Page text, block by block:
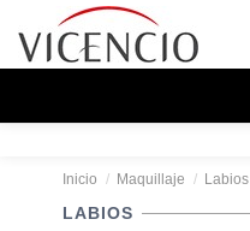
Inicio Maquillaje Labios
LABIOS